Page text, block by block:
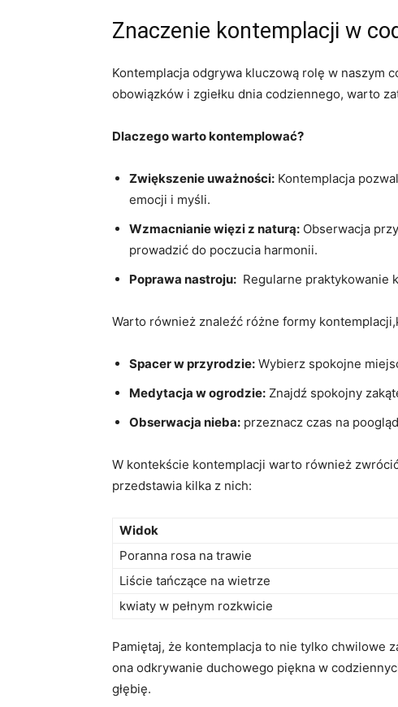
Znaczenie kontemplacji w
Kontemplacja odgrywa kluczową rolę w naszym⁣
obowiązków i‍ zgiełku dnia codziennego, warto
Dlaczego⁢ warto kontemplować?
Zwiększenie uważności: Kontemplacja
⁢emocji i myśli.
Wzmacnianie⁤ więzi z ⁤naturą: Obserwacja
prowadzić do poczucia harmonii.
Poprawa nastroju:
Regularne praktykowanie
Warto również znaleźć różne formy‌
Spacer w przyrodzie: Wybierz ⁤spokojne
Medytacja w ogrodzie: Znajdź spokojny
Obserwacja nieba: przeznacz ‌czas ‍na
W kontekście kontemplacji warto również
przedstawia​ kilka z nich:
Widok
Poranna rosa na trawie
Liście tańczące⁤ na⁢ wietrze
kwiaty w pełnym rozkwicie
Pamiętaj, że kontemplacja⁢ to nie tylko chwilowe
ona odkrywanie duchowego piękna w
głębię.